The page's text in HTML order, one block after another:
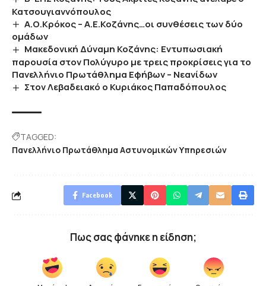
Κατσουγιαννόπουλος
Α.Ο.Κρόκος – Α.Ε.Κοζάνης…οι συνθέσεις των δύο
ομάδων
Μακεδονική Δύναμη Κοζάνης: Εντυπωσιακή
παρουσία στον Πολύγυρο με τρεις προκρίσεις για το
Πανελλήνιο Πρωτάθλημα Εφήβων – Νεανίδων
Στον Λεβαδειακό ο Κυριάκος Παπαδόπουλος
TAGGED:
Πανελλήνιο Πρωτάθλημα Αστυνομικών Υπηρεσιών
Facebook
Πως σας φάνηκε η είδηση;